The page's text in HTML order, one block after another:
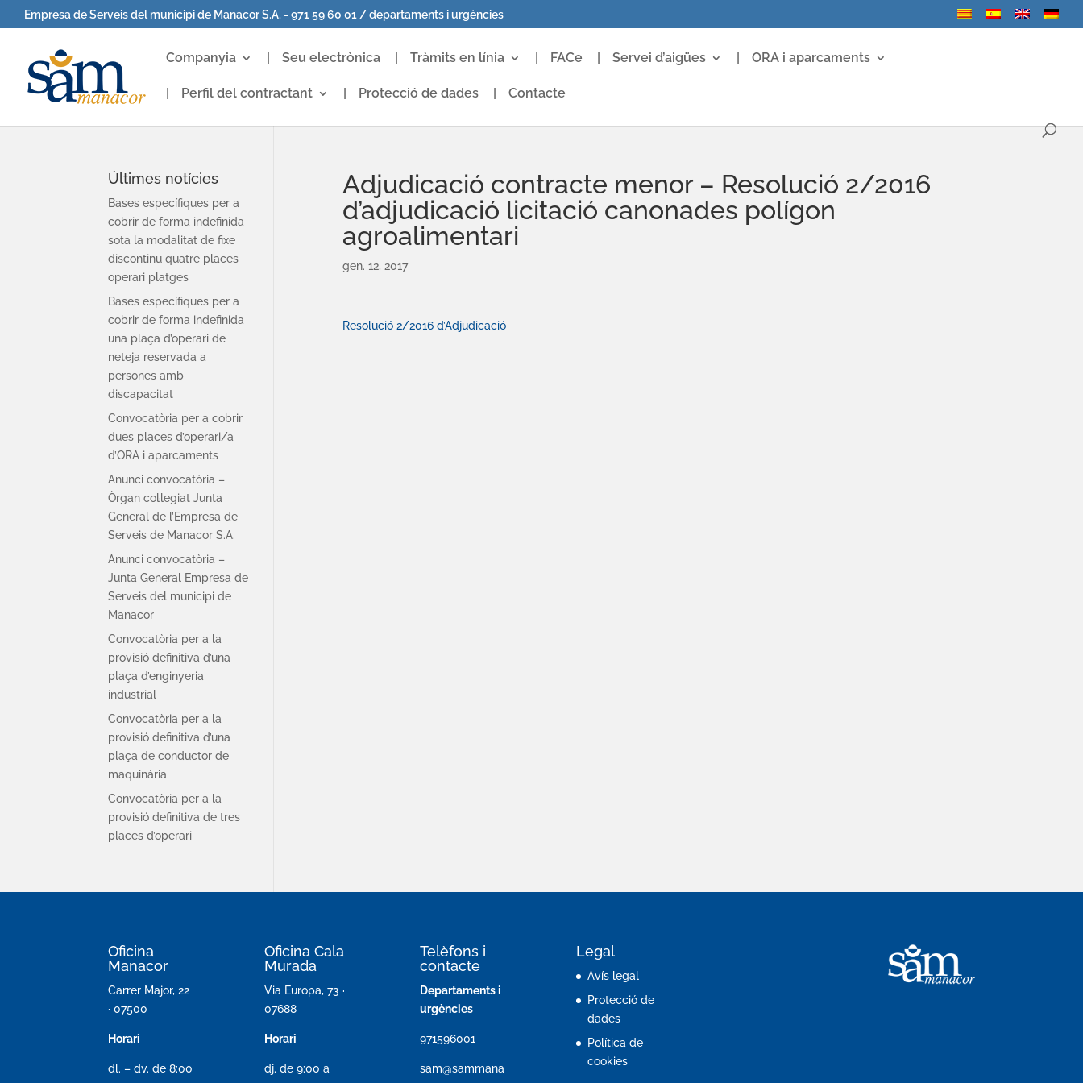
Empresa de Serveis del municipi de Manacor S.A. - 971 59 60 01 / departaments i urgències
Companyia Seu electrònica Tràmits en línia FACe Servei d’aigües ORA i aparcaments
Perfil del contractant Protecció de dades Contacte
Adjudicació contracte menor – Resolució 2/2016
d’adjudicació licitació canonades polígon
agroalimentari
gen. 12, 2017
Resolució 2/2016 d’Adjudicació
Últimes notícies
Bases específiques per a
cobrir de forma indefinida
sota la modalitat de fixe
discontinu quatre places
operari platges
Bases específiques per a
cobrir de forma indefinida
una plaça d’operari de
neteja reservada a
persones amb
discapacitat
Convocatòria per a cobrir
dues places d’operari/a
d’ORA i aparcaments
Anunci convocatòria –
Òrgan col·legiat Junta
General de l’Empresa de
Serveis de Manacor S.A.
Anunci convocatòria –
Junta General Empresa de
Serveis del municipi de
Manacor
Convocatòria per a la
provisió definitiva d’una
plaça d’enginyeria
industrial
Convocatòria per a la
provisió definitiva d’una
plaça de conductor de
maquinària
Convocatòria per a la
provisió definitiva de tres
places d’operari
Oficina
Manacor
Carrer Major, 22
· 07500
Horari
dl. – dv. de 8:00
Oficina Cala
Murada
Via Europa, 73 ·
07688
Horari
dj. de 9:00 a
Telèfons i
contacte
Departaments i
urgències
971596001
sam@sammana
Legal
Avís legal
Protecció de
dades
Política de
cookies